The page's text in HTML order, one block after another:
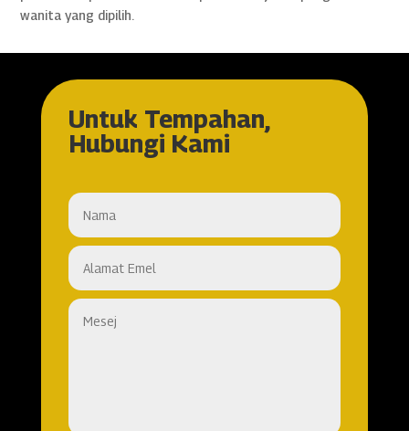
wanita yang dipilih.
Untuk Tempahan,
Hubungi Kami